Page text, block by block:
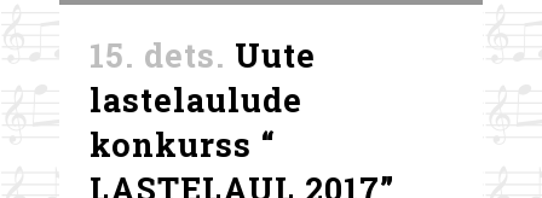
15. dets. Uute
lastelaulude
konkurss “
LASTELAUL 2017”